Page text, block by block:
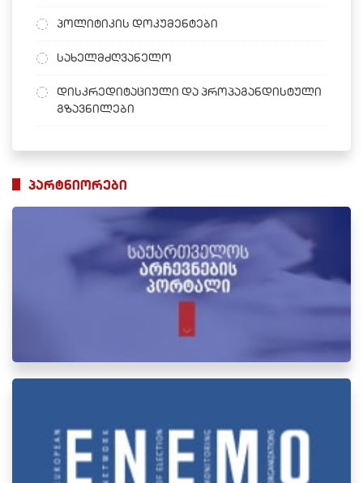
პოლიტიკის დოკუმენტები
სახელმძღვანელო
დისკრედიტაციული და პროპაგანდისტული
გზავნილები
პარტნიორები